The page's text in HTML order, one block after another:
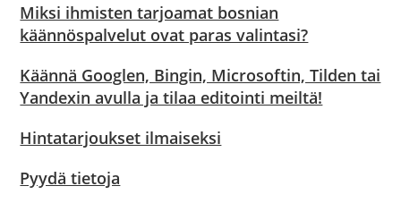
Miksi ihmisten tarjoamat bosnian
käännöspalvelut ovat paras valintasi?
Käännä Googlen, Bingin, Microsoftin, Tilden tai
Yandexin avulla ja tilaa editointi meiltä!
Hintatarjoukset ilmaiseksi
Pyydä tietoja